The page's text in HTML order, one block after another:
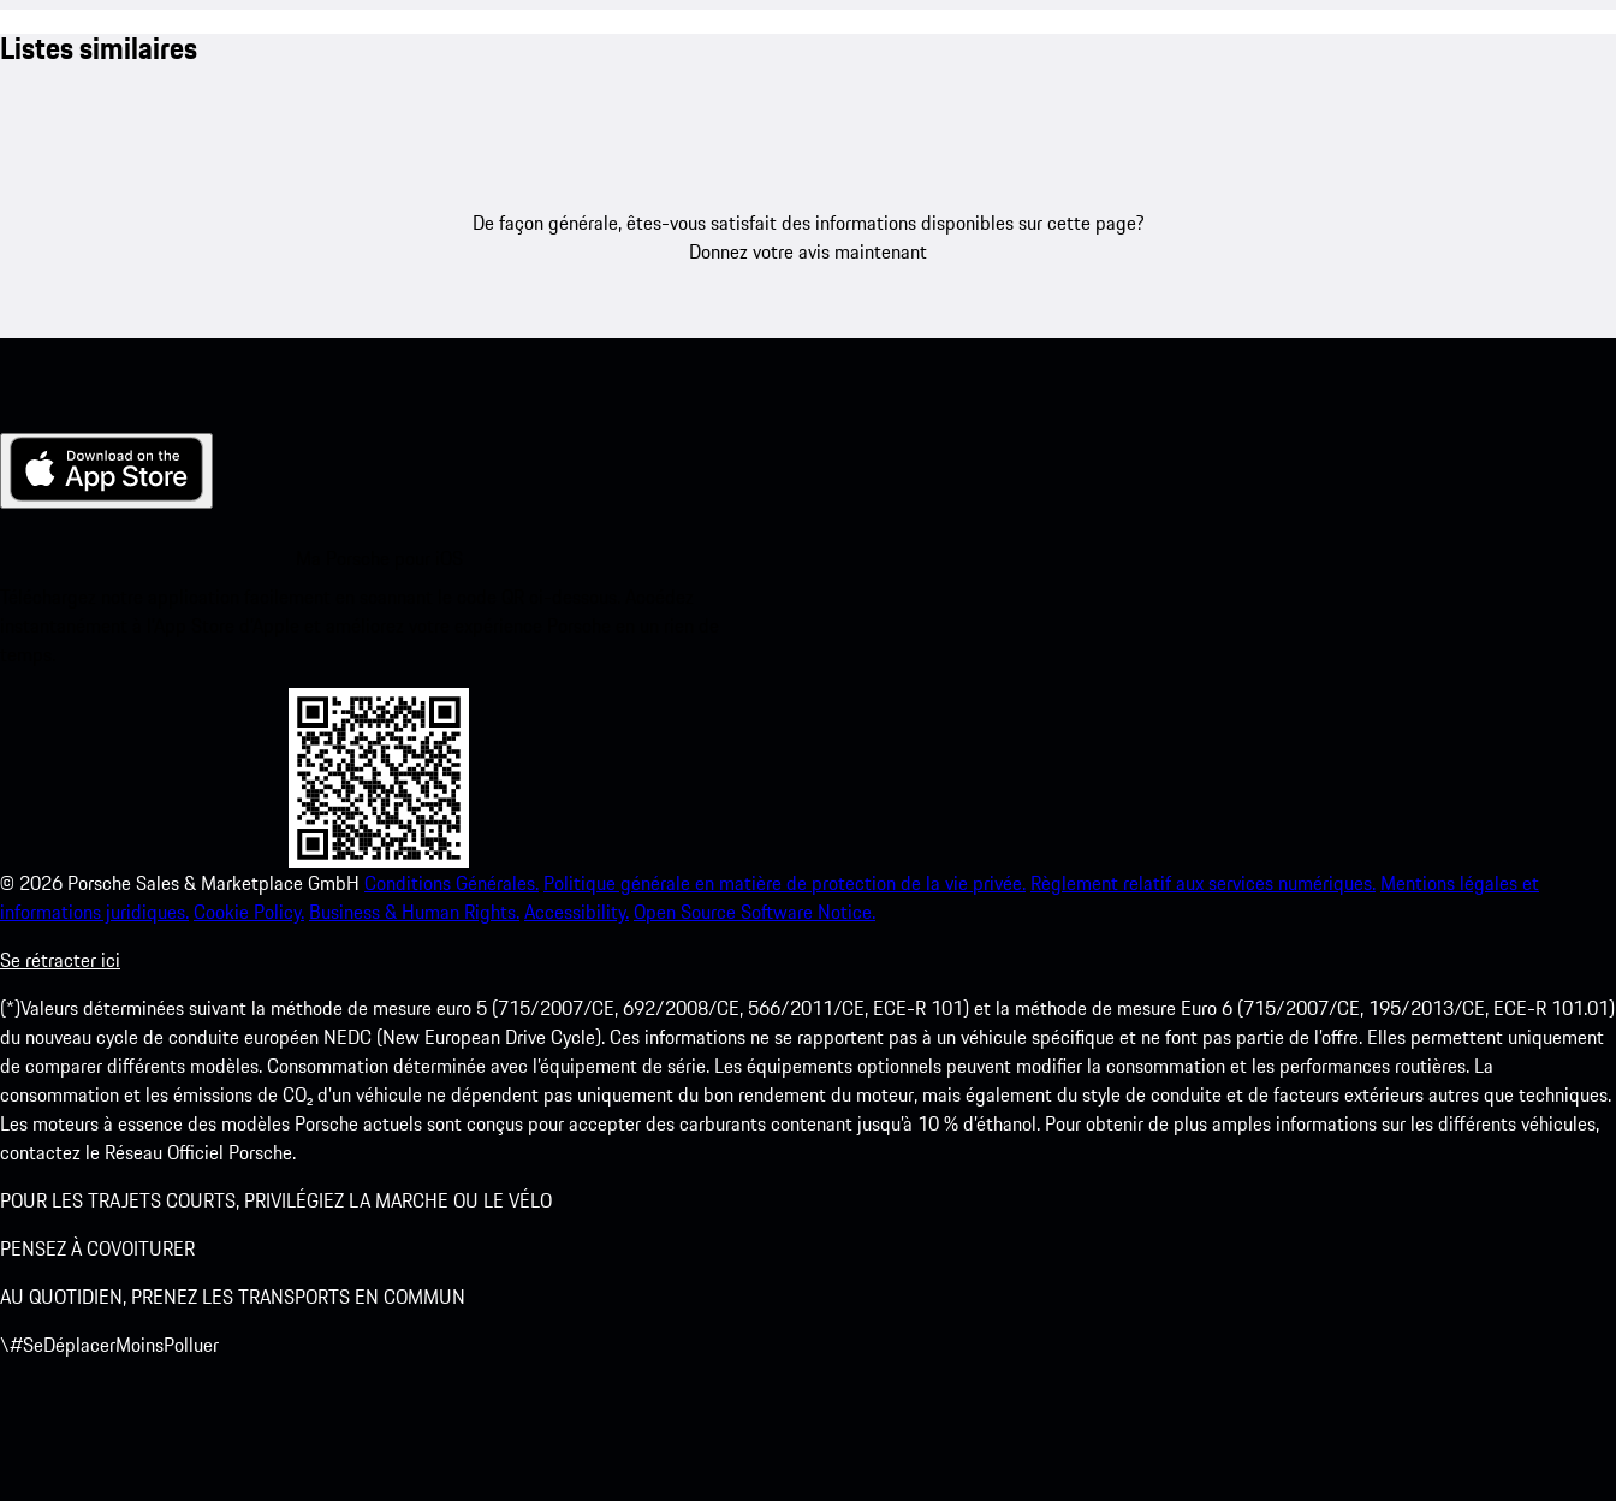
Listes similaires
De façon générale, êtes-vous satisfait des informations disponibles sur cette page?
Donnez votre avis maintenant
© 2026 Porsche Sales & Marketplace GmbH Conditions Générales. Politique générale en matière de protection de la vie privée. Règlement relatif aux services numériques. Mentions légales et
informations juridiques.Cookie Policy. Business & Human Rights.Accessibility.Open Source Software Notice.
Se rétracter ici
(*)Valeurs déterminées suivant la méthode de mesure euro 5 (715/2007/CE, 692/2008/CE, 566/2011/CE, ECE-R 101) et la méthode de mesure Euro 6 (715/2007/CE, 195/2013/CE, ECE-R 101.01)
du nouveau cycle de conduite européen NEDC (New European Drive Cycle). Ces informations ne se rapportent pas à un véhicule spécifique et ne font pas partie de l’offre. Elles permettent uniquement
de comparer différents modèles. Consommation déterminée avec l’équipement de série. Les équipements optionnels peuvent modifier la consommation et les performances routières. La
consommation et les émissions de CO₂ d’un véhicule ne dépendent pas uniquement du bon rendement du moteur, mais également du style de conduite et de facteurs extérieurs autres que techniques.
Les moteurs à essence des modèles Porsche actuels sont conçus pour accepter des carburants contenant jusqu’à 10 % d’éthanol. Pour obtenir de plus amples informations sur les différents véhicules,
contactez le Réseau Officiel Porsche.
POUR LES TRAJETS COURTS, PRIVILÉGIEZ LA MARCHE OU LE VÉLO
PENSEZ À COVOITURER
AU QUOTIDIEN, PRENEZ LES TRANSPORTS EN COMMUN
\#SeDéplacerMoinsPolluer